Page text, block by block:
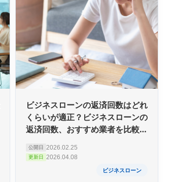
ビジネスローンの返済回数はどれ
くらいが適正？ビジネスローンの
返済回数、おすすめ業者を比較表
公開日 2026.02.25
更新日 2026.04.08
ビジネスローン